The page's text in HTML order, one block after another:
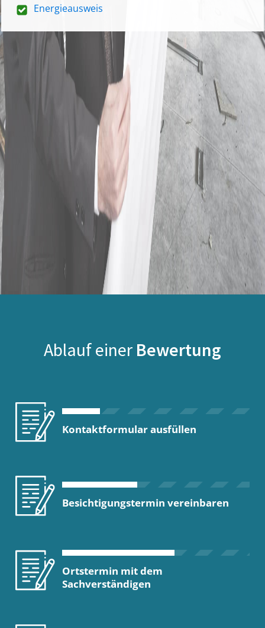
Energieausweis
Ablauf einer Bewertung
Kontaktformular ausfüllen
Besichtigungstermin vereinbaren
Ortstermin mit dem
Sachverständigen